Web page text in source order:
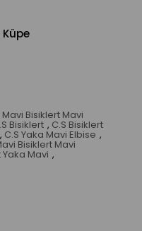
Mavi Bisiklert Mavi
Bisiklert , C.S Bisiklert
, C.S Yaka Mavi Elbise ,
Bisiklert Mavi
Yaka Mavi ,